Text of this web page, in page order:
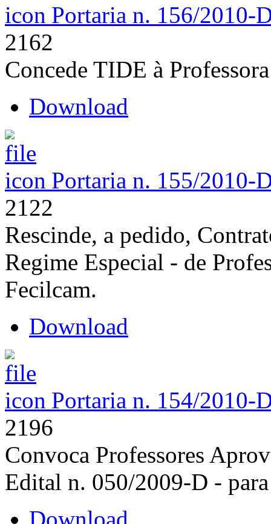
Portaria n. 156/2010-
2162
Concede TIDE à
Download
Portaria n. 155/2010-
2122
Rescinde, a pedido,
Regime Especial - de
Fecilcam.
Download
Portaria n. 154/2010-
2196
Convoca Professores
Edital n. 050/2009-D -